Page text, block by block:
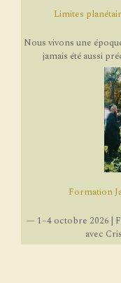
Limites
Nous vivons une
jamais été aussi
Formation
— 1–4 octobre 2026 |
avec